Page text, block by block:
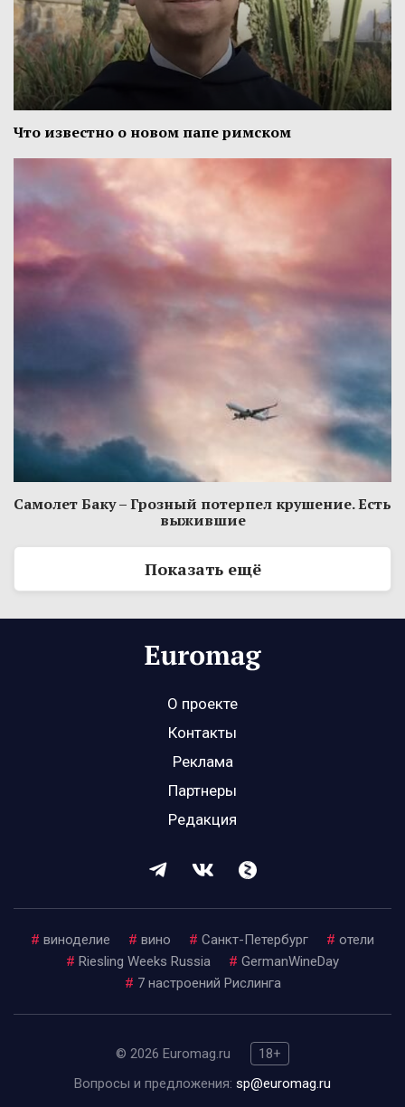
Что известно о новом папе римском
Самолет Баку – Грозный потерпел крушение. Есть
выжившие
Показать ещё
О проекте
Контакты
Реклама
Партнеры
Редакция
# виноделие # вино # Санкт-Петербург # отели
# Riesling Weeks Russia # GermanWineDay
# 7 настроений Рислинга
© 2026 Euromag.ru
18+
Вопросы и предложения: sp@euromag.ru